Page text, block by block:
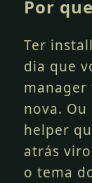
Por
Ter
dia que
manager
nova.
helper
atrás
o tema